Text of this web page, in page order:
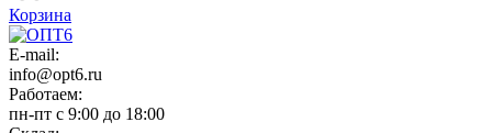
Корзина
E-mail:
info@opt6.ru
Работаем:
пн-пт с 9:00 до 18:00